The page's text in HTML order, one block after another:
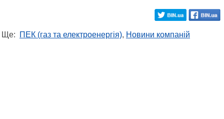
Ще: ПЕК (газ та електроенергія), Новини компаній